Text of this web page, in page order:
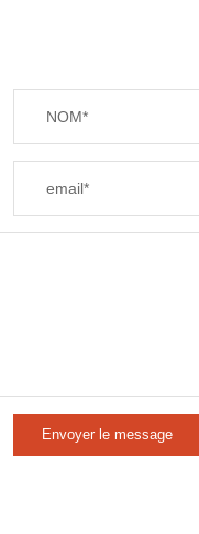
COMMERCES
NOM*
email*
Envoyer le message